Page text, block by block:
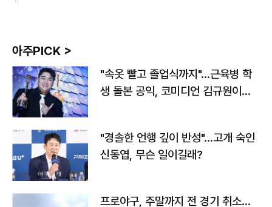
아주PICK >
"속옷 빨고 졸업식까지"…근육병 학
생 돌본 공익, 코미디언 김규원이었
"경솔한 언행 깊이 반성"…고개 숙인
신동엽, 무슨 일이길래?
프로야구, 주말까지 전 경기 취소…